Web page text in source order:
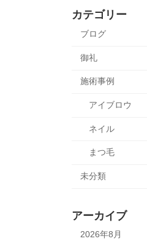
カテゴリー
ブログ
御礼
施術事例
アイブロウ
ネイル
まつ毛
未分類
アーカイブ
2026年8月